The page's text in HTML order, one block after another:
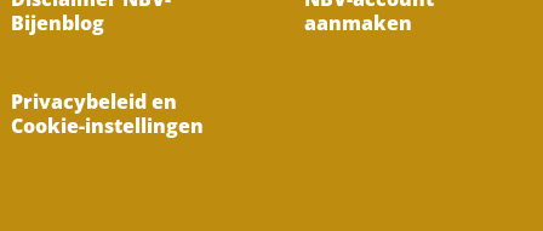
Bijenblog
aanmaken
Privacybeleid en
Cookie-instellingen